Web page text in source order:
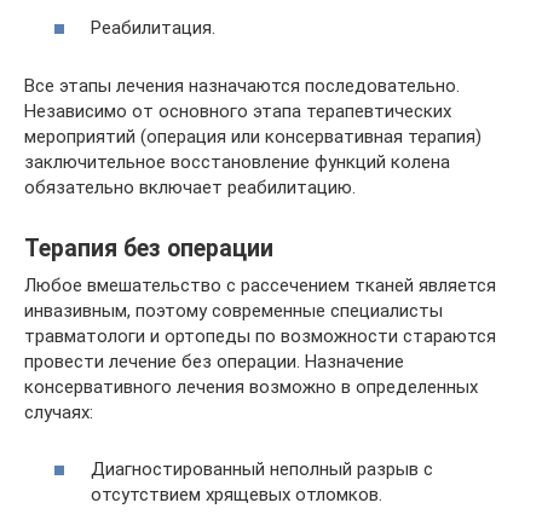
Реабилитация.
Все этапы лечения назначаются последовательно.
Независимо от основного этапа терапевтических
мероприятий (операция или консервативная терапия)
заключительное восстановление функций колена
обязательно включает реабилитацию.
Терапия без операции
Любое вмешательство с рассечением тканей является
инвазивным, поэтому современные специалисты
травматологи и ортопеды по возможности стараются
провести лечение без операции. Назначение
консервативного лечения возможно в определенных
случаях:
Диагностированный неполный разрыв с
отсутствием хрящевых отломков.